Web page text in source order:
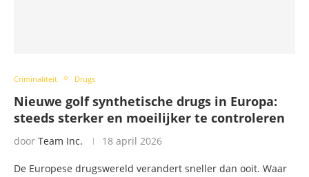
Criminaliteit Drugs
Nieuwe golf synthetische drugs in Europa:
steeds sterker en moeilijker te controleren
door Team Inc. 18 april 2026
De Europese drugswereld verandert sneller dan ooit. Waar